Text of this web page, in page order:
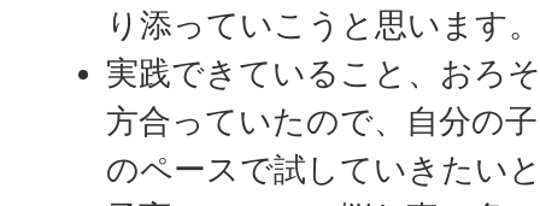
り添っていこうと思います
実践できていること、おろ
方合っていたので、自分の
のペースで試していきたい